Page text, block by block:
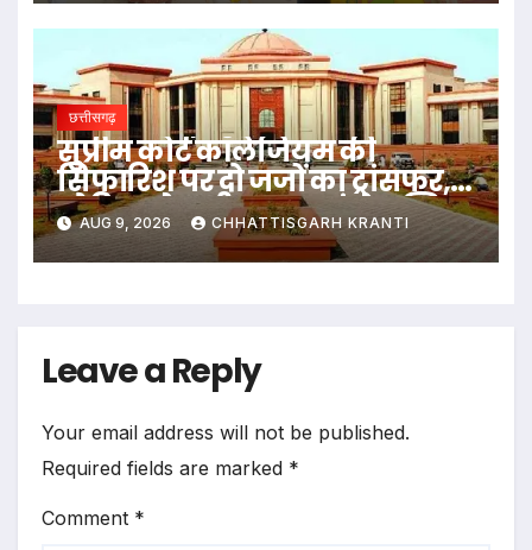
छत्तीसगढ़
सुप्रीम कोर्ट कॉलेजियम की
सिफारिश पर दो जजों का ट्रांसफर,
ओडिशा से छत्तीसगढ़ आएंगे जस्टिस
कृष्ण राम मोहपात्रा
AUG 9, 2026 CHHATTISGARH KRANTI
Leave a Reply
Your email address will not be published.
Required fields are marked *
Comment *